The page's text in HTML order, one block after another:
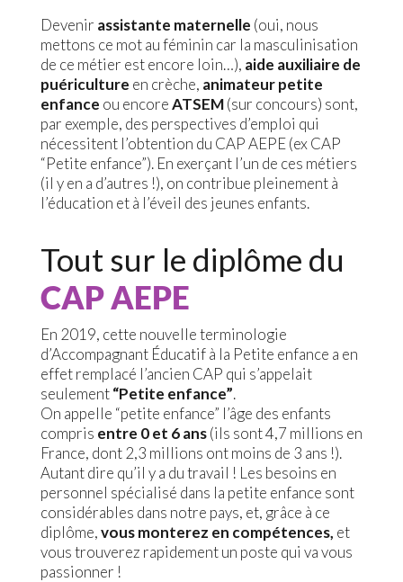
Devenir assistante maternelle (oui, nous
mettons ce mot au féminin car la masculinisation
de ce métier est encore loin…), aide auxiliaire de
puériculture en crèche, animateur petite
enfance ou encoreATSEM(sur concours) sont,
par exemple, des perspectives d’emploi qui
nécessitent l’obtention du CAP AEPE (ex CAP
“Petite enfance”). En exerçant l’un de ces métiers
(il y en a d’autres !), on contribue pleinement à
l’éducation et à l’éveil des jeunes enfants.
Tout sur le diplôme du
CAP AEPE
En 2019, cette nouvelle terminologie
d’Accompagnant Éducatif à la Petite enfance a en
effet remplacé l’ancien CAP qui s’appelait
seulement“Petite enfance”.
On appelle “petite enfance” l’âge des enfants
compris entre 0 et 6 ans(ils sont 4,7 millions en
France, dont 2,3 millions ont moins de 3 ans !).
Autant dire qu’il y a du travail ! Les besoins en
personnel spécialisé dans la petite enfance sont
considérables dans notre pays, et, grâce à ce
diplôme,vous monterez en compétences, et
vous trouverez rapidement un poste qui va vous
passionner !